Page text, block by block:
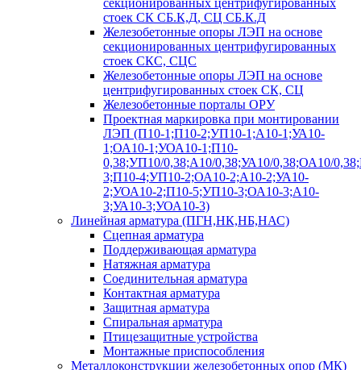
стоек СК СБ.К,Д, СЦ СБ.К.Д
Железобетонные опоры ЛЭП на основе
секционированных центрифугированных
стоек СКС, СЦС
Железобетонные опоры ЛЭП на основе
центрифугированных стоек СК, СЦ
Железобетонные порталы ОРУ
Проектная маркировка при монтировании
ЛЭП (П10-1;П10-2;УП10-1;А10-1;УА10-
1;ОА10-1;УОА10-1;П10-
0,38;УП10/0,38;А10/0,38;УА10/0,38;ОА10/
3;П10-4;УП10-2;ОА10-2;А10-2;УА10-
2;УОА10-2;П10-5;УП10-3;ОА10-3;А10-
3;УА10-3;УОА10-3)
Линейная арматура (ПГН,НК,НБ,НАС)
Сцепная арматура
Поддерживающая арматура
Натяжная арматура
Соединительная арматура
Контактная арматура
Защитная арматура
Спиральная арматура
Птицезащитные устройства
Монтажные приспособления
Металлоконструкции железобетонных опор (МК)